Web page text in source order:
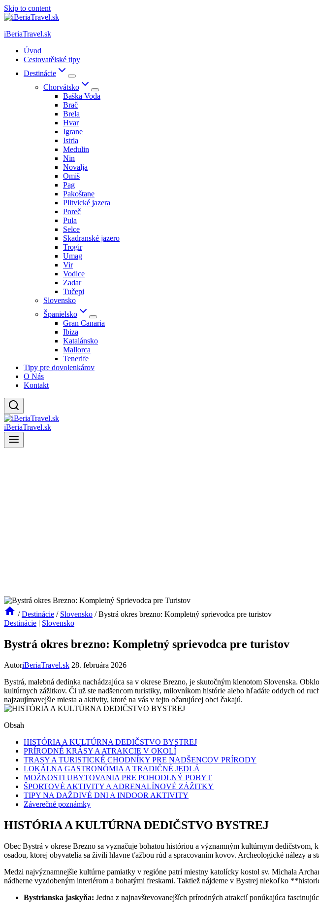
Skip to content
iBeriaTravel.sk
Úvod
Cestovatělské tipy
Destinácie
Chorvátsko
Baška Voda
Brač
Brela
Hvar
Igrane
Istria
Medulin
Nin
Novalja
Omiš
Pag
Pakoštane
Plitvické jazera
Poreč
Pula
Selce
Skadranské jazero
Trogir
Umag
Vir
Vodice
Zadar
Tučepi
Slovensko
Španielsko
Gran Canaria
Ibiza
Katalánsko
Mallorca
Tenerife
Tipy pre dovolenkárov
O Nás
Kontakt
iBeriaTravel.sk
/ Destinácie / Slovensko / Bystrá okres brezno: Kompletný sprievodca pre turistov
Destinácie | Slovensko
Bystrá okres brezno: Kompletný sprievodca pre turistov
AutoriBeriaTravel.sk 28. februára 2026
Bystrá,‍ malebná dedinka nachádzajúca sa v okrese Brezno,⁣ je skutočným ⁣klenotom Slovenska.
kultúrnych ​zážitkov. Či už ste⁣ nadšencom turistiky, milovníkom histórie alebo hľadáte oddych ​od
najzaujímavejšie miesta a⁤ aktivity,⁢ ktoré na vás ‍v tejto očarujúcej obci čakajú.
Obsah
HISTÓRIA A KULTÚRNA DEDIČSTVO BYSTREJ
PRÍRODNÉ KRÁSY A ATRAKCIE V OKOLÍ
TRASY A TURISTICKÉ CHODNÍKY PRE NADŠENCOV PRÍRODY
LOKÁLNA GASTRONÓMIA A TRADIČNÉ ‍JEDLÁ
MOŽNOSTI ‌UBYTOVANIA PRE⁣ POHODLNÝ POBYT
ŠPORTOVÉ AKTIVITY ‌A‌ ADRENALÍNOVÉ ZÁŽITKY
TIPY NA​ DAŽDIVÉ DNI A​ INDOOR AKTIVITY
Záverečné poznámky
HISTÓRIA A KULTÚRNA DEDIČSTVO BYSTREJ
Obec Bystrá v okrese Brezno sa vyznačuje ⁢bohatou históriou a významným kultúrnym
‍osadou, ​ktorej obyvatelia sa živili‍ hlavne‌ ťažbou rúd a spracovaním kovov. Archeologické nálezy a
Medzi najvýznamnejšie kultúrne‍ pamiatky v regióne patrí ​miestny ‌katolícky kostol sv. Michala
nádherne vyzdobeným interiérom a bohatými freskami. ‍Taktiež nájdeme v Bystrej ​niekoľko⁤
Bystrianska jaskyňa: Jedna ​z najnavštevovanejších​ prírodných​ atrakcií ponúkajúca